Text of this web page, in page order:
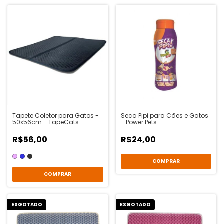
Tapete Coletor para Gatos -
50x56cm - TapeCats
R$56,00
COMPRAR
Seca Pipi para Cães e Gatos
- Power Pets
R$24,00
ESGOTADO ESGOTADO